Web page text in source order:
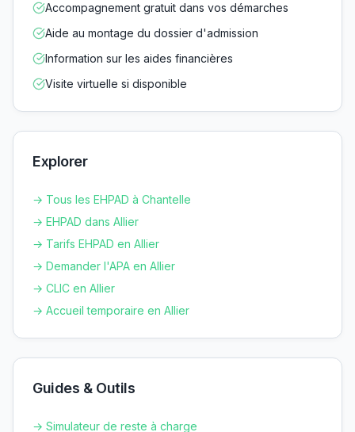
Accompagnement gratuit dans vos démarches
Aide au montage du dossier d'admission
Information sur les aides financières
Visite virtuelle si disponible
Explorer
→ Tous les EHPAD à Chantelle
→ EHPAD dans Allier
→ Tarifs EHPAD en Allier
→ Demander l'APA en Allier
→ CLIC en Allier
→ Accueil temporaire en Allier
Guides & Outils
→ Simulateur de reste à charge